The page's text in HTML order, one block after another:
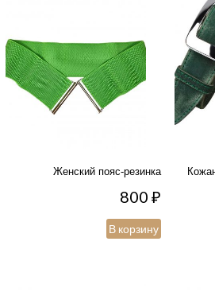
Женский пояс-резинка
800₽
В корзину